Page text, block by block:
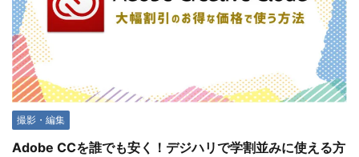
撮影・編集
Adobe CCを誰でも安く！デジハリで学割並みに使える方